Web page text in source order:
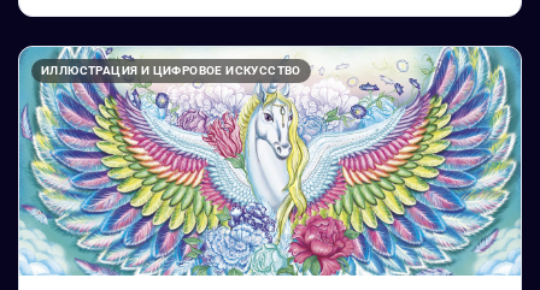
ИЛЛЮСТРАЦИЯ И ЦИФРОВОЕ ИСКУССТВО